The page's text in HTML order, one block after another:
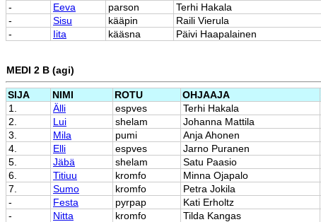
-
Eeva parson Terhi Hakala
-
Sisu kääpin Raili Vierula
-
Iita kääsna Päivi Haapalainen
MEDI 2 B (agi)
SIJA NIMI ROTU OHJAAJA
1.
Älli espves Terhi Hakala
2.
Lui shelam Johanna Mattila
3.
Mila pumi Anja Ahonen
4.
Elli espves Jarno Puranen
5.
Jäbä shelam Satu Paasio
6.
Titiuu kromfo Minna Ojapalo
7.
Sumo kromfo Petra Jokila
-
Festa pyrpap Kati Erholtz
-
Nitta kromfo Tilda Kangas